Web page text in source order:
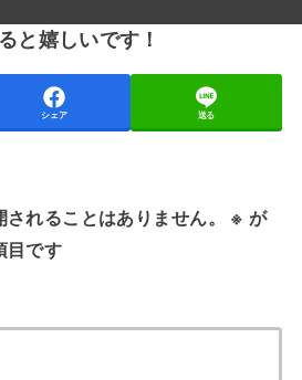
と嬉しいです！
シェア 送る
れることはありません。 ※ が
目です